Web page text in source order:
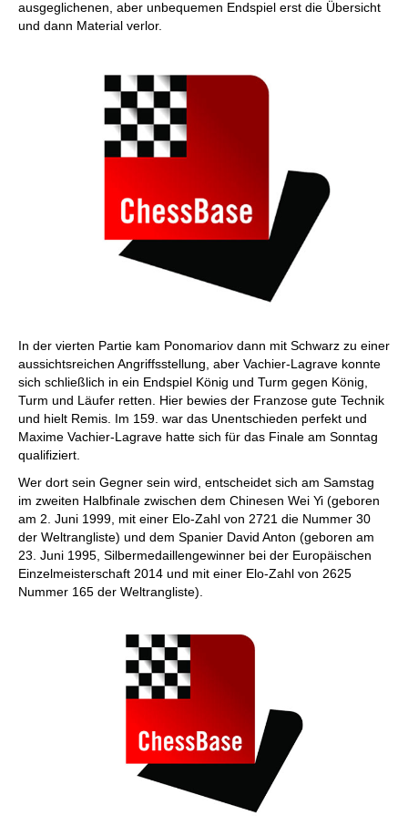
ausgeglichenen, aber unbequemen Endspiel erst die Übersicht
und dann Material verlor.
In der vierten Partie kam Ponomariov dann mit Schwarz zu einer
aussichtsreichen Angriffsstellung, aber Vachier-Lagrave konnte
sich schließlich in ein Endspiel König und Turm gegen König,
Turm und Läufer retten. Hier bewies der Franzose gute Technik
und hielt Remis. Im 159. war das Unentschieden perfekt und
Maxime Vachier-Lagrave hatte sich für das Finale am Sonntag
qualifiziert.
Wer dort sein Gegner sein wird, entscheidet sich am Samstag
im zweiten Halbfinale zwischen dem Chinesen Wei Yi (geboren
am 2. Juni 1999, mit einer Elo-Zahl von 2721 die Nummer 30
der Weltrangliste) und dem Spanier David Anton (geboren am
23. Juni 1995, Silbermedaillengewinner bei der Europäischen
Einzelmeisterschaft 2014 und mit einer Elo-Zahl von 2625
Nummer 165 der Weltrangliste).